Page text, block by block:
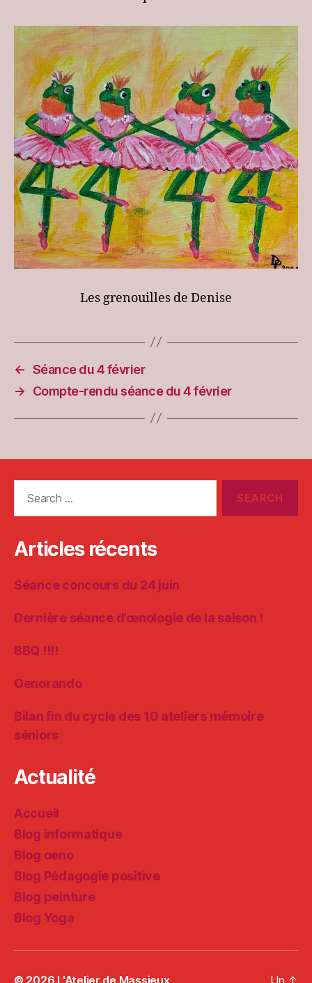
Les grenouilles de Denise
← Séance du 4 février
→
Compte-rendu séance du 4 février
Articles récents
Séance concours du 24 juin
Dernière séance d’œnologie de la saison !
BBQ !!!!
Oenorando
Bilan fin du cycle des 10 ateliers mémoire
séniors
Actualité
Accueil
Blog informatique
Blog oeno
Blog Pédagogie positive
Blog peinture
Blog Yoga
© 2026 L'Atelier de Massieux Up ↑